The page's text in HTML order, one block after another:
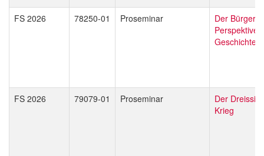
FS 2026 78250-01 Proseminar
Der
Perspektive
Geschichte
FS 2026 79079-01 Proseminar
Der
Krieg